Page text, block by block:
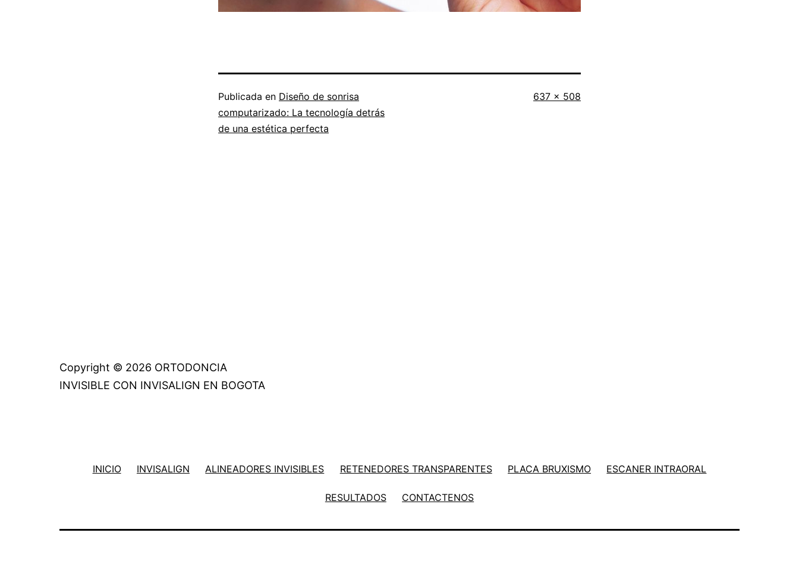
Publicada en Diseño de sonrisa
computarizado: La tecnología detrás
de una estética perfecta
Tamaño
637 × 508
Copyright © 2026 ORTODONCIA
INVISIBLE CON INVISALIGN EN BOGOTA
INICIO INVISALIGN ALINEADORES INVISIBLES RETENEDORES TRANSPARENTES PLACA BRUXISMO ESCANER INTRAORAL
RESULTADOS CONTACTENOS